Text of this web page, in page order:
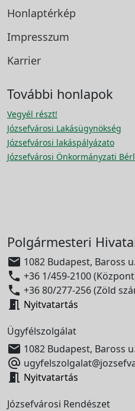
Honlaptérkép
Impresszum
Karrier
További honlapok
Vegyél részt!
Józsefvárosi Lakásügynökség
Józsefvárosi lakáspályázato
Józsefvárosi Önkormányzati
Polgármesteri
 1082 Budapest, Baross
 +36 1/459-2100
 +36 80/277-256 (Zöld
 Nyitvatartás
Ügyfélszolgálat
 1082 Budapest, Baross

 Nyitvatartás
Józsefvárosi Rendészet